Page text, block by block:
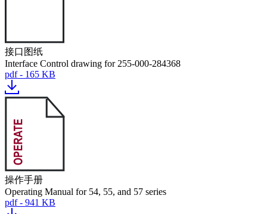
接口图纸
Interface Control drawing for 255-000-284368
pdf - 165 KB
操作手册
Operating Manual for 54, 55, and 57 series
pdf - 941 KB